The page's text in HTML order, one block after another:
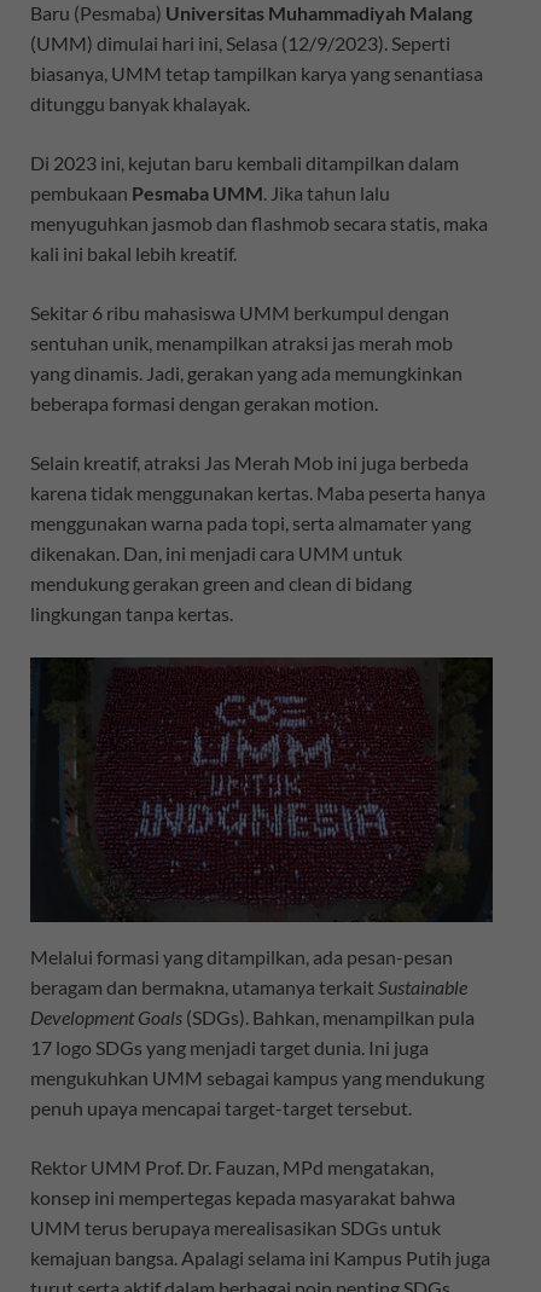
Baru (Pesmaba) Universitas Muhammadiyah Malang
(UMM) dimulai hari ini, Selasa (12/9/2023). Seperti
biasanya, UMM tetap tampilkan karya yang senantiasa
ditunggu banyak khalayak.
Di 2023 ini, kejutan baru kembali ditampilkan dalam
pembukaan Pesmaba UMM. Jika tahun lalu
menyuguhkan jasmob dan flashmob secara statis, maka
kali ini bakal lebih kreatif.
Sekitar 6 ribu mahasiswa UMM berkumpul dengan
sentuhan unik, menampilkan atraksi jas merah mob
yang dinamis. Jadi, gerakan yang ada memungkinkan
beberapa formasi dengan gerakan motion.
Selain kreatif, atraksi Jas Merah Mob ini juga berbeda
karena tidak menggunakan kertas. Maba peserta hanya
menggunakan warna pada topi, serta almamater yang
dikenakan. Dan, ini menjadi cara UMM untuk
mendukung gerakan green and clean di bidang
lingkungan tanpa kertas.
Melalui formasi yang ditampilkan, ada pesan-pesan
beragam dan bermakna, utamanya terkaitSustainable
Development Goals (SDGs). Bahkan, menampilkan pula
17 logo SDGs yang menjadi target dunia. Ini juga
mengukuhkan UMM sebagai kampus yang mendukung
penuh upaya mencapai target-target tersebut.
Rektor UMM Prof. Dr. Fauzan, MPd mengatakan,
konsep ini mempertegas kepada masyarakat bahwa
UMM terus berupaya merealisasikan SDGs untuk
kemajuan bangsa. Apalagi selama ini Kampus Putih juga